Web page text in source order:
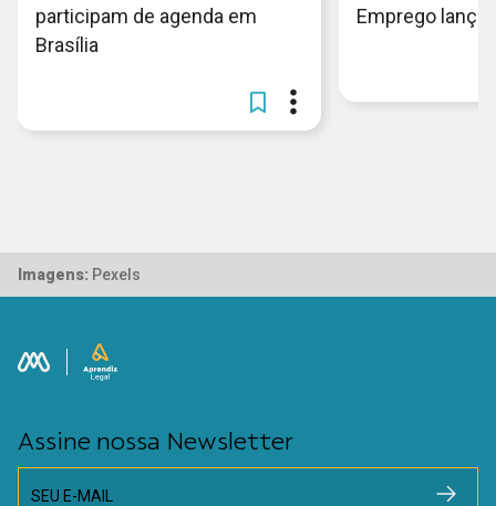
participam de agenda em
Brasília
Emprego
Imagens: Pexels
Assine nossa Newsletter
SEU E-MAIL